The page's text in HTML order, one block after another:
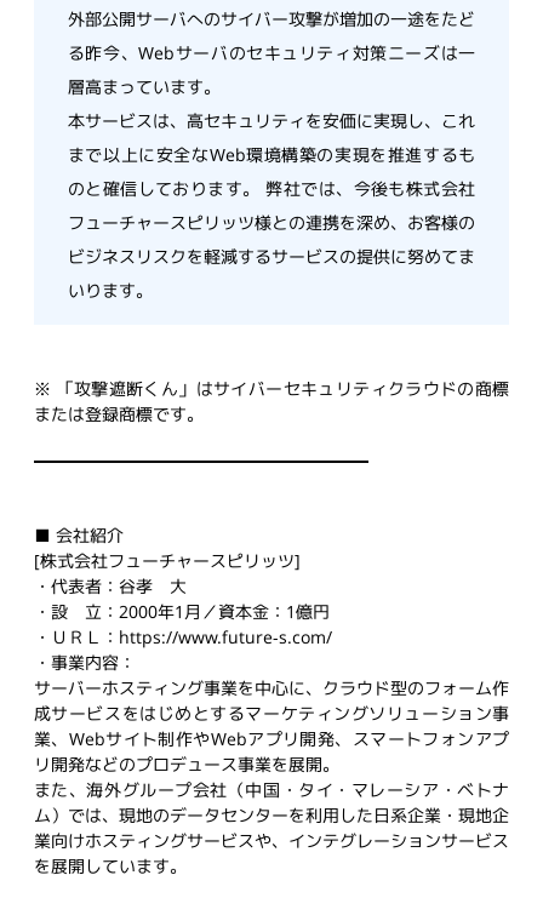
外部公開サーバへのサイバー攻撃が増加の一途をたど
る昨今、Webサーバのセキュリティ対策ニーズは一
層高まっています。
本サービスは、高セキュリティを安価に実現し、これ
まで以上に安全なWeb環境構築の実現を推進するも
のと確信しております。 弊社では、今後も株式会社
フューチャースピリッツ様との連携を深め、お客様の
ビジネスリスクを軽減するサービスの提供に努めてま
いります。
※ 「攻撃遮断くん」はサイバーセキュリティクラウドの商標
または登録商標です。
■ 会社紹介
[株式会社フューチャースピリッツ]
・代表者：谷孝 大
・設 立：2000年1月／資本金：1億円
・ＵＲＬ：https://www.future-s.com/
・事業内容：
サーバーホスティング事業を中心に、クラウド型のフォーム作
成サービスをはじめとするマーケティングソリューション事
業、Webサイト制作やWebアプリ開発、スマートフォンアプ
リ開発などのプロデュース事業を展開。
また、海外グループ会社（中国・タイ・マレーシア・ベトナ
ム）では、現地のデータセンターを利用した日系企業・現地企
業向けホスティングサービスや、インテグレーションサービス
を展開しています。